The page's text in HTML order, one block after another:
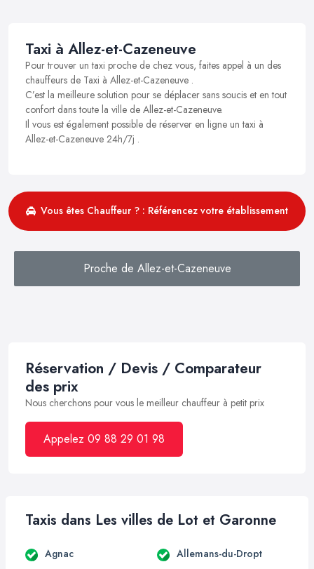
Taxi à Allez-et-Cazeneuve
Pour trouver un taxi proche de chez vous, faites appel à un des
chauffeurs de Taxi à Allez-et-Cazeneuve .
C’est la meilleure solution pour se déplacer sans soucis et en tout
confort dans toute la ville de Allez-et-Cazeneuve.
Il vous est également possible de réserver en ligne un taxi à
Allez-et-Cazeneuve 24h/7j .
Vous êtes Chauffeur ? : Référencez votre établissement
Proche de Allez-et-Cazeneuve
Réservation / Devis / Comparateur
des prix
Nous cherchons pour vous le meilleur chauffeur à petit prix
Appelez 09 88 29 01 98
Taxis dans Les villes de Lot et Garonne
Agnac Allemans-du-Dropt